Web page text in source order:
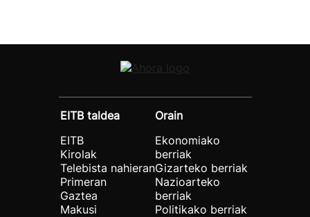
EITB taldea
EITB
Kirolak
Telebista nahieran
Primeran
Gaztea
Makusi
Orain
Ekonomiako
berriak
Gizarteko berriak
Nazioarteko
berriak
Politikako berriak